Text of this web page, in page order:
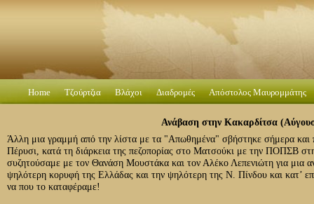
Home Τζούρτζια Βλάχοι Διαδρομές Απόστολος Μαυρομμάτης
Ανάβαση στην Κακαρδίτσα
Άλλη μια γραμμή από την λίστα με τα "Απωθημένα" σβήστηκε σήμερα
Πέρυσι, κατά τη διάρκεια της πεζοπορίας στο Ματσούκι με την ΠΟΠΣΒ
συζητούσαμε με τον Θανάση Μουστάκα και τον Αλέκο Λεπενιώτη για μια
ψηλότερη κορυφή της Ελλάδας και την ψηλότερη της Ν. Πίνδου και κατ’
να που το καταφέραμε!